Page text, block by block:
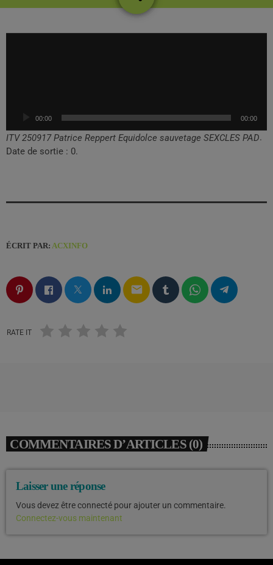
a
u
00:00 00:00
ITV 250917 Patrice Reppert Equidolce sauvetage SEXCLES PAD.
Date de sortie : 0.
ÉCRIT PAR: ACXINFO
email
RATE IT
COMMENTAIRES D’ARTICLES (0)
Laisser une réponse
Vous devez être connecté pour ajouter un commentaire.
Connectez-vous maintenant